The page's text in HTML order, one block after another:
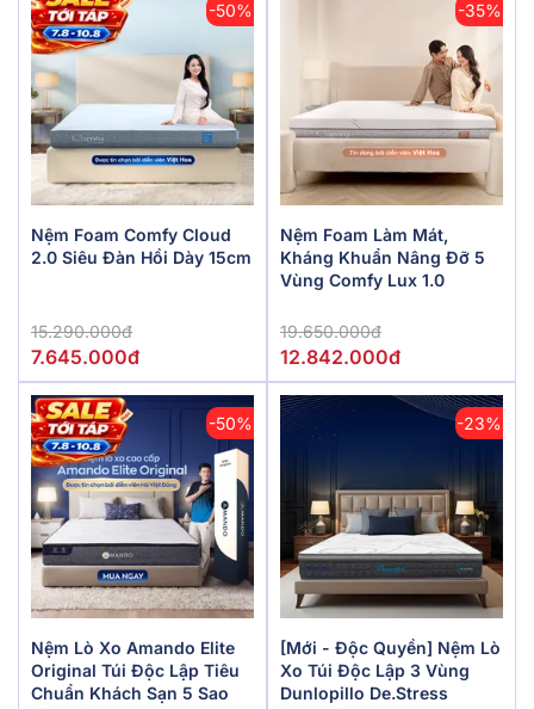
-50%
Nệm Foam Comfy Cloud
2.0 Siêu Đàn Hồi Dày 15cm
15.290.000đ
7.645.000đ
-35%
Nệm Foam Làm Mát,
Kháng Khuẩn Nâng Đỡ 5
Vùng Comfy Lux 1.0
19.650.000đ
12.842.000đ
-50%
Nệm Lò Xo Amando Elite
Original Túi Độc Lập Tiêu
Chuẩn Khách Sạn 5 Sao
-23%
[Mới - Độc Quyền] Nệm Lò
Xo Túi Độc Lập 3 Vùng
Dunlopillo De.Stress